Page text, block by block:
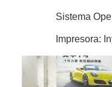
Sistema
Impresora: